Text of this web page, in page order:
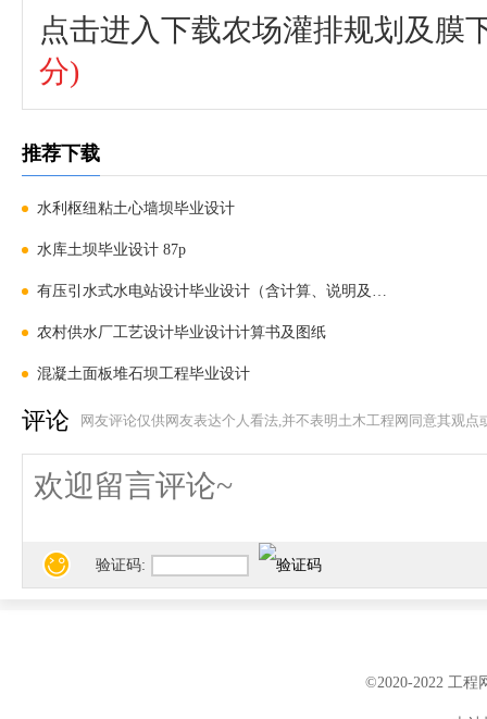
点击进入下载农场灌排规划及膜
分)
推荐下载
水利枢纽粘土心墙坝毕业设计
水库土坝毕业设计 87p
有压引水式水电站设计毕业设计（含计算、说明及图纸）
农村供水厂工艺设计毕业设计计算书及图纸
混凝土面板堆石坝工程毕业设计
评论 网友评论仅供网友表达个人看法,并不表明土木工程网同意其观点
验证码:
©2020-2022 工程